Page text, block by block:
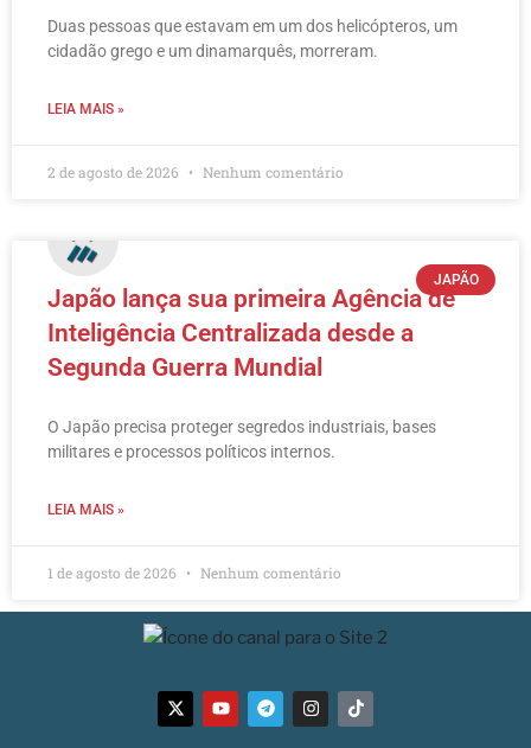
Duas pessoas que estavam em um dos helicópteros, um
cidadão grego e um dinamarquês, morreram.
LEIA MAIS »
2 de agosto de 2026 Nenhum comentário
JAPÃO
Japão lança sua primeira Agência de
Inteligência Centralizada desde a
Segunda Guerra Mundial
O Japão precisa proteger segredos industriais, bases
militares e processos políticos internos.
LEIA MAIS »
1 de agosto de 2026 Nenhum comentário